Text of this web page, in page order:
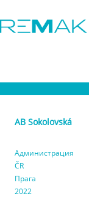
AB Sokolovská
Администрация
ČR
Прага
2022